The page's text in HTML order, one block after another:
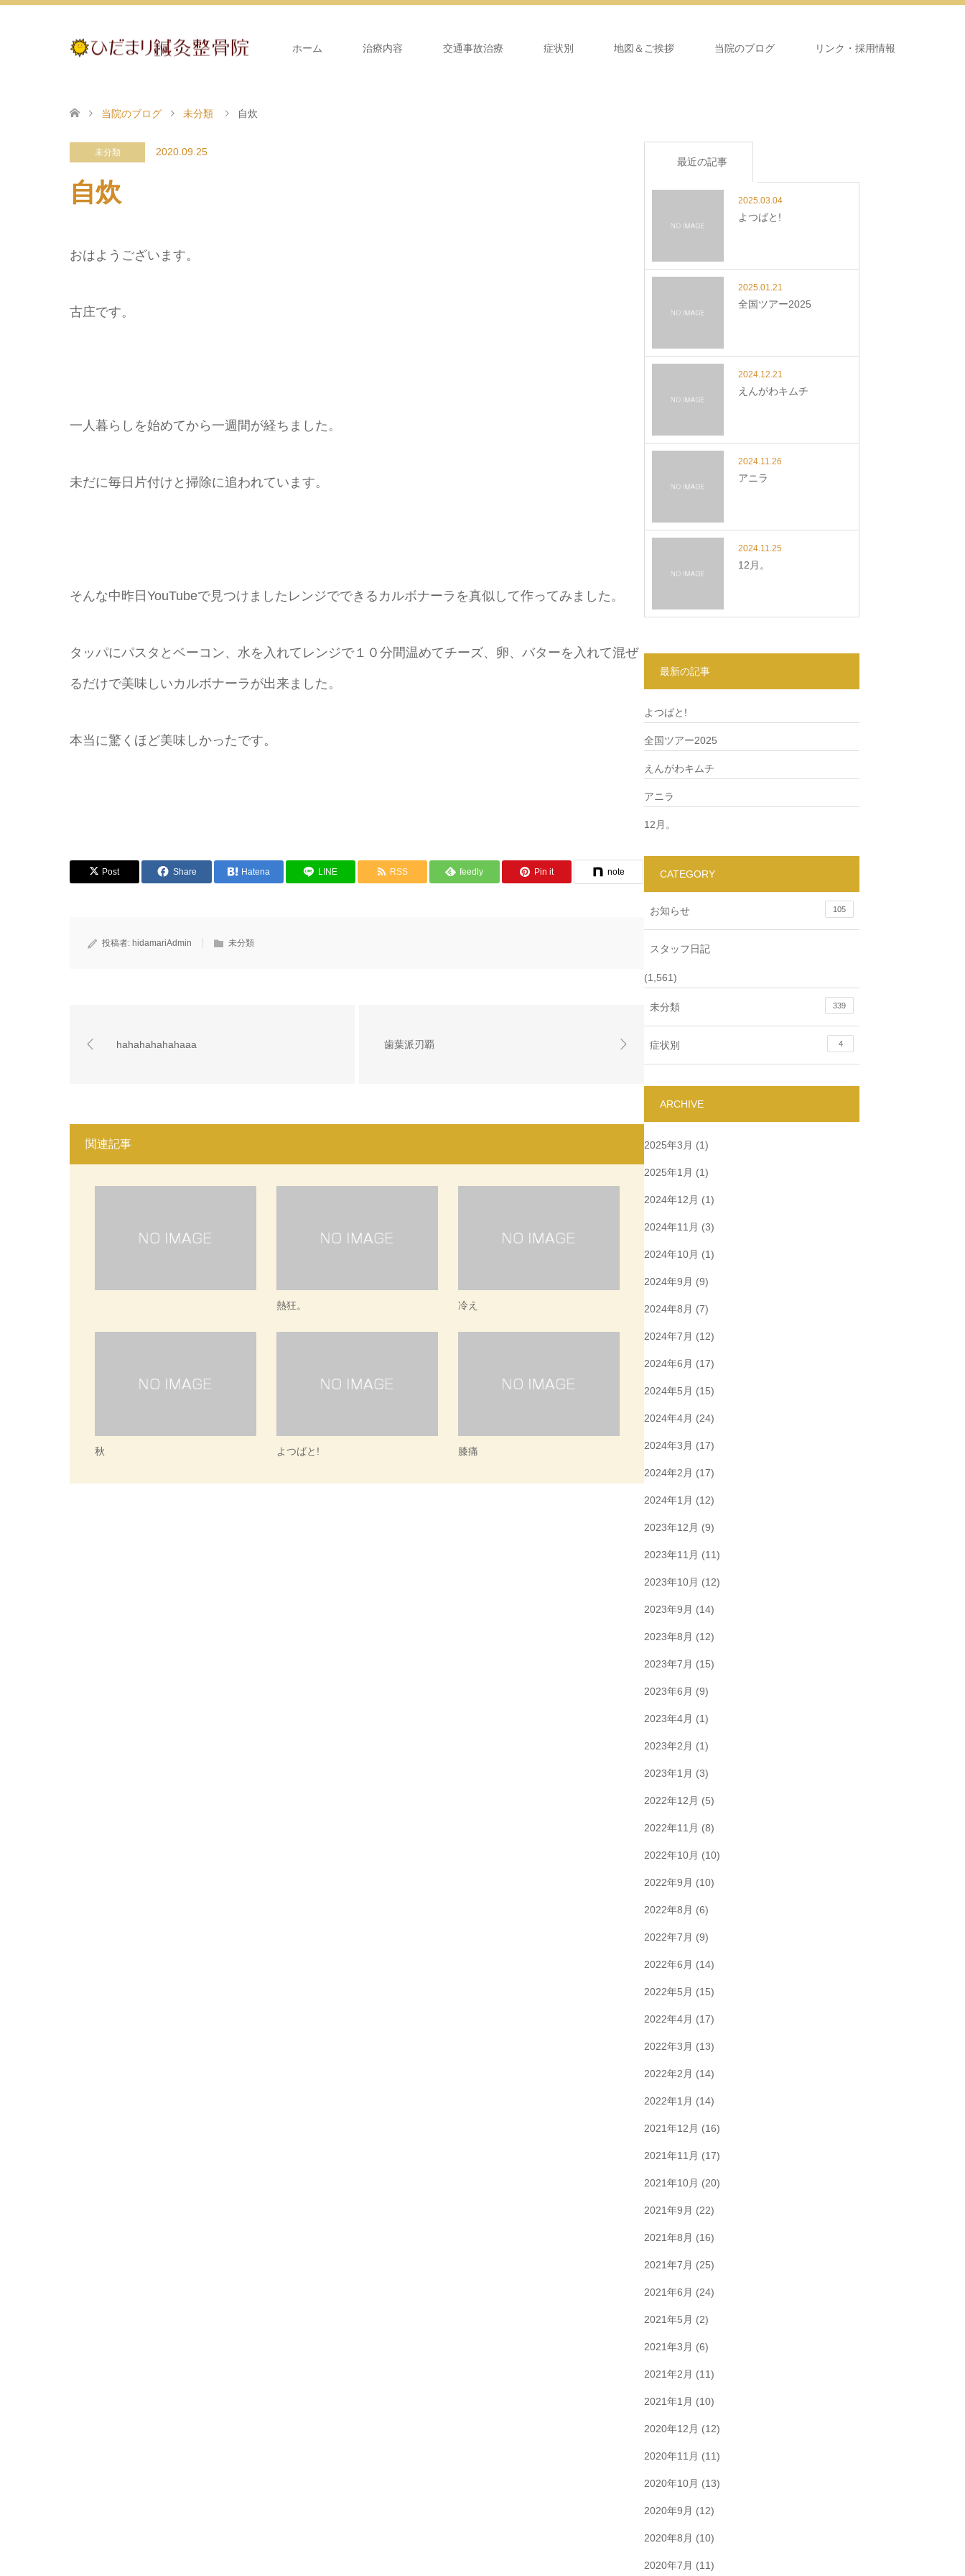
ホーム 治療内容 交通事故治療 症状別 地図＆ご挨拶 当院のブログ リンク・採用情報
当院のブログ 未分類 自炊
未分類 2020.09.25
自炊
おはようございます。
古庄です。
一人暮らしを始めてから一週間が経ちました。
未だに毎日片付けと掃除に追われています。
そんな中昨日YouTubeで見つけましたレンジでできるカルボナーラを真似して作ってみました。
タッパにパスタとベーコン、水を入れてレンジで１０分間温めてチーズ、卵、バターを入れて混ぜ
るだけで美味しいカルボナーラが出来ました。
本当に驚くほど美味しかったです。
Post Share Hatena LINE RSS feedly Pin it note
投稿者: hidamariAdmin 未分類
hahahahahahaaa 歯葉派刃覇
関連記事
熱狂。 冷え
秋 よつばと! 膝痛
最近の記事
2025.03.04
よつばと!
2025.01.21
全国ツアー2025
2024.12.21
えんがわキムチ
2024.11.26
アニラ
2024.11.25
12月。
最新の記事
よつばと!
全国ツアー2025
えんがわキムチ
アニラ
12月。
CATEGORY
お知らせ 105
スタッフ日記
(1,561)
未分類 339
症状別 4
ARCHIVE
2025年3月 (1)
2025年1月 (1)
2024年12月 (1)
2024年11月 (3)
2024年10月 (1)
2024年9月 (9)
2024年8月 (7)
2024年7月 (12)
2024年6月 (17)
2024年5月 (15)
2024年4月 (24)
2024年3月 (17)
2024年2月 (17)
2024年1月 (12)
2023年12月 (9)
2023年11月 (11)
2023年10月 (12)
2023年9月 (14)
2023年8月 (12)
2023年7月 (15)
2023年6月 (9)
2023年4月 (1)
2023年2月 (1)
2023年1月 (3)
2022年12月 (5)
2022年11月 (8)
2022年10月 (10)
2022年9月 (10)
2022年8月 (6)
2022年7月 (9)
2022年6月 (14)
2022年5月 (15)
2022年4月 (17)
2022年3月 (13)
2022年2月 (14)
2022年1月 (14)
2021年12月 (16)
2021年11月 (17)
2021年10月 (20)
2021年9月 (22)
2021年8月 (16)
2021年7月 (25)
2021年6月 (24)
2021年5月 (2)
2021年3月 (6)
2021年2月 (11)
2021年1月 (10)
2020年12月 (12)
2020年11月 (11)
2020年10月 (13)
2020年9月 (12)
2020年8月 (10)
2020年7月 (11)